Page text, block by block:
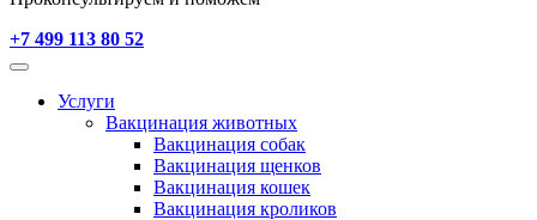
+7 499 113 80 52
Услуги
Вакцинация животных
Вакцинация собак
Вакцинация щенков
Вакцинация кошек
Вакцинация кроликов